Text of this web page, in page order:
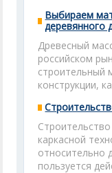
Выбираем
деревянного
Древесный
российском
строительный
конструкции,
каркасной
относительно
пользуется